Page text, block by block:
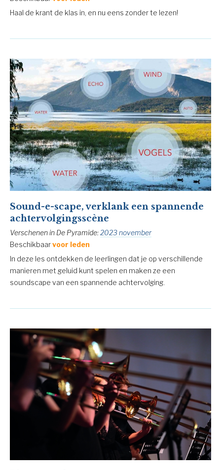
Haal de krant de klas in, en nu eens zonder te lezen!
Sound-e-scape, verklank een spannende
achtervolgingsscène
Verschenen in De Pyramide:2023 november
Beschikbaarvoor leden
In deze les ontdekken de leerlingen dat je op verschillende
manieren met geluid kunt spelen en maken ze een
soundscape van een spannende achtervolging.